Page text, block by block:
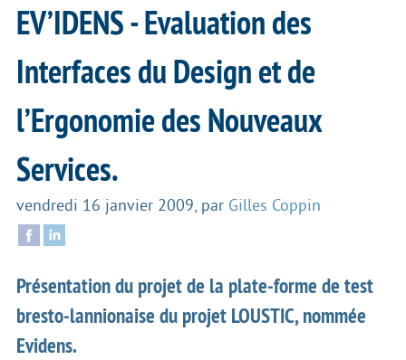
EV’IDENS - Evaluation des
Interfaces du Design et de
l’Ergonomie des Nouveaux
Services.
vendredi 16 janvier 2009, par Gilles Coppin
Présentation du projet de la plate-forme de test
bresto-lannionaise du projet LOUSTIC, nommée
Evidens.